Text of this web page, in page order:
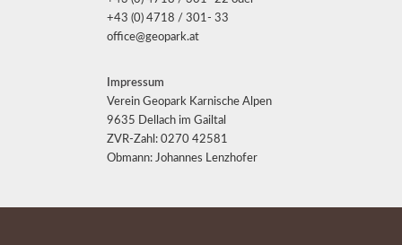
+43 (0) 4718 / 301- 33
office@geopark.at
Impressum
Verein Geopark Karnische Alpen
9635 Dellach im Gailtal
ZVR-Zahl: 0270 42581
Obmann: Johannes Lenzhofer